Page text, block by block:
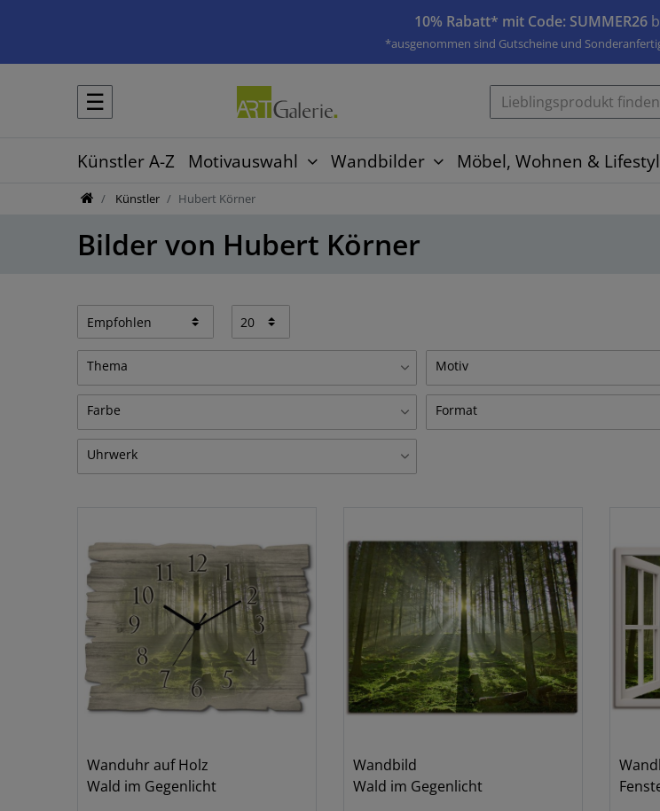
10% Rabatt* mit Code: SUMMER26
*ausgenommen sind Gutscheine und
☰
Künstler A-Z Motivauswahl Wandbilder Möbel, Wohnen &
Künstler Hubert Körner
Bilder von Hubert Körner
Thema
Landschaften
4
Motiv
Fensterblick
Farbe
Format
Uhrwerk
Wanduhr auf Holz
Wald im Gegenlicht
Wandbild
Wald im Gegenlicht